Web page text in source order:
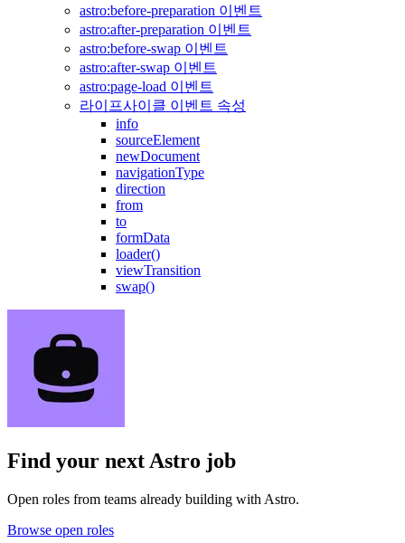
astro:before-preparation 이벤트
astro:after-preparation 이벤트
astro:before-swap 이벤트
astro:after-swap 이벤트
astro:page-load 이벤트
라이프사이클 이벤트 속성
info
sourceElement
newDocument
navigationType
direction
from
to
formData
loader()
viewTransition
swap()
Find your next Astro job
Open roles from teams already building with Astro.
Browse open roles